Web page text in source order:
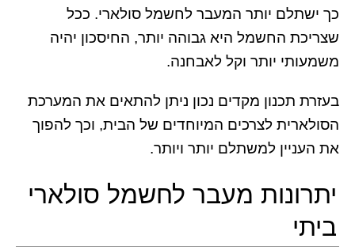
כך ישתלם יותר המעבר לחשמל סולארי. ככל
שצריכת החשמל היא גבוהה יותר, החיסכון יהיה
משמעותי יותר וקל לאבחנה.
בעזרת תכנון מקדים נכון ניתן להתאים את המערכת
הסולארית לצרכים המיוחדים של הבית, וכך להפוך
את העניין למשתלם יותר ויותר.
יתרונות מעבר לחשמל סולארי
ביתי